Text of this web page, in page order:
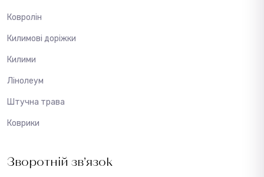
Ковролін
Килимові доріжки
Килими
Лінолеум
Штучна трава
Коврики
Зворотній зв’язок